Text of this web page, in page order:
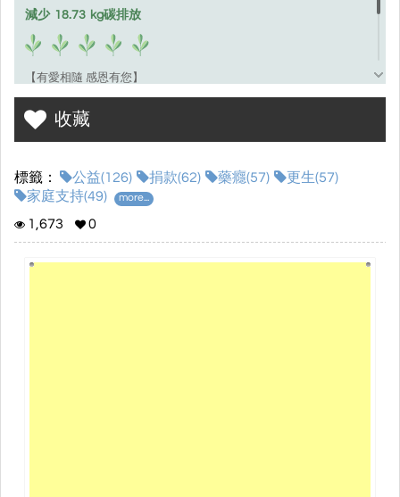
減少 18.73 kg碳排放
【有愛相隨 感恩有您】
服務專線﹕(02)2936-3201
官方網站﹕https://www.libertas.org.tw/
FB粉絲團﹕https://www.facebook.com/Libertas.org/
收藏
標籤： 公益(126) 捐款(62) 藥癮(57)
更生(57)
家庭支持(49)
more...
1,673 0